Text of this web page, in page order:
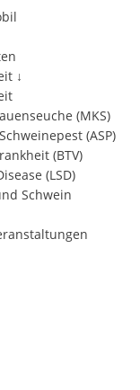
↓
(MKS)
(ASP)
(BTV)
(LSD)
Schwein